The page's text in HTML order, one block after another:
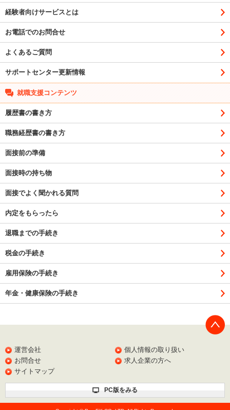
経験者向けサービスとは
お電話でのお問合せ
よくあるご質問
サポートセンター更新情報
就職支援コンテンツ
履歴書の書き方
職務経歴書の書き方
面接前の準備
面接時の持ち物
面接でよく聞かれる質問
内定をもらったら
退職までの手続き
税金の手続き
雇用保険の手続き
年金・健康保険の手続き
運営会社
個人情報の取り扱い
お問合せ
求人企業の方へ
サイトマップ
PC版をみる